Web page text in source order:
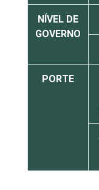
NÍVEL DE
GOVERNO
PORTE